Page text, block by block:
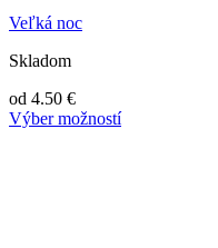
Veľká noc
Skladom
od 4.50 €
Výber možností